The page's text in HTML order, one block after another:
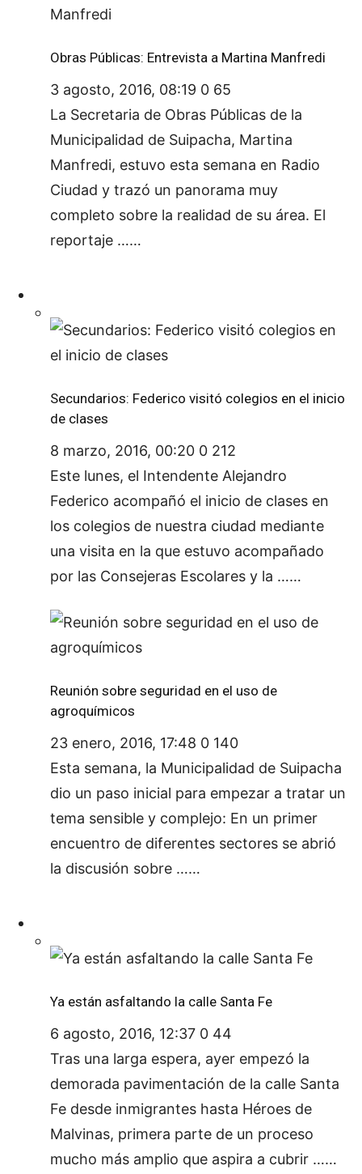
Obras Públicas: Entrevista a Martina Manfredi
3 agosto, 2016, 08:19 0 65
La Secretaria de Obras Públicas de la
Municipalidad de Suipacha, Martina
Manfredi, estuvo esta semana en Radio
Ciudad y trazó un panorama muy
completo sobre la realidad de su área. El
reportaje ……
Secundarios: Federico visitó colegios en el inicio
de clases
8 marzo, 2016, 00:20 0 212
Este lunes, el Intendente Alejandro
Federico acompañó el inicio de clases en
los colegios de nuestra ciudad mediante
una visita en la que estuvo acompañado
por las Consejeras Escolares y la ……
Reunión sobre seguridad en el uso de
agroquímicos
23 enero, 2016, 17:48 0 140
Esta semana, la Municipalidad de Suipacha
dio un paso inicial para empezar a tratar un
tema sensible y complejo: En un primer
encuentro de diferentes sectores se abrió
la discusión sobre ……
Ya están asfaltando la calle Santa Fe
6 agosto, 2016, 12:37 0 44
Tras una larga espera, ayer empezó la
demorada pavimentación de la calle Santa
Fe desde inmigrantes hasta Héroes de
Malvinas, primera parte de un proceso
mucho más amplio que aspira a cubrir ……